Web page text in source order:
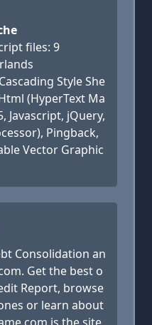
files: 9
Style She
(HyperText Ma
Javascript, jQuery,
Pingback,
Vector Graphic
Consolidation an
Get the best o
Report, browse
or learn about